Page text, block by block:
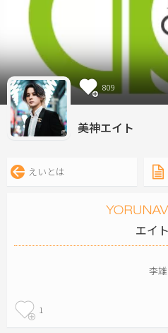
809
美神エイト
えいとは
エイ
李雄
1